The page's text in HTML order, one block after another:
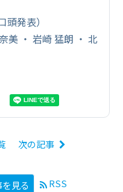
発表）
美 ・ 岩崎 猛朗 ・ 北
次の記事
見る RSS